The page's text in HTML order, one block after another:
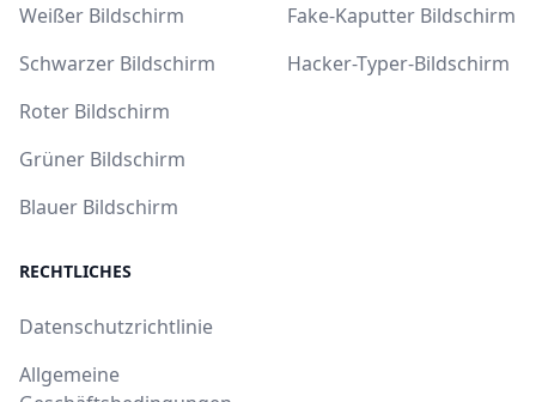
Weißer Bildschirm
Schwarzer Bildschirm
Roter Bildschirm
Grüner Bildschirm
Blauer Bildschirm
Fake-Kaputter Bildschirm
Hacker-Typer-Bildschirm
RECHTLICHES
Datenschutzrichtlinie
Allgemeine